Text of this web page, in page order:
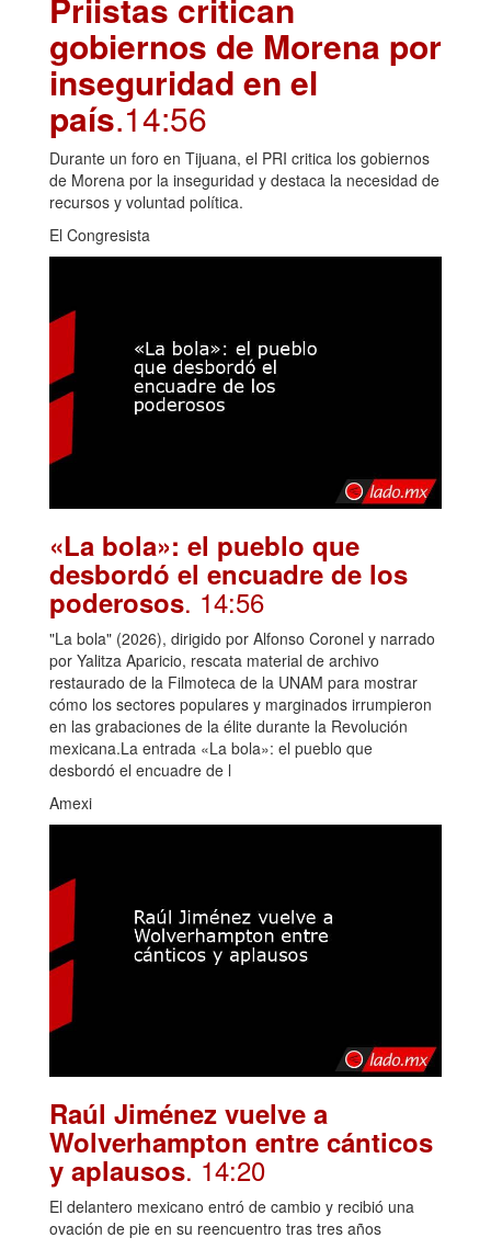
gobiernos de Morena por
inseguridad en el
país.14:56
Durante un foro en Tijuana, el PRI critica los gobiernos
de Morena por la inseguridad y destaca la necesidad de
recursos y voluntad política.
El Congresista
«La bola»: el pueblo que
desbordó el encuadre de los
poderosos. 14:56
"La bola" (2026), dirigido por Alfonso Coronel y narrado
por Yalitza Aparicio, rescata material de archivo
restaurado de la Filmoteca de la UNAM para mostrar
cómo los sectores populares y marginados irrumpieron
en las grabaciones de la élite durante la Revolución
mexicana.La entrada «La bola»: el pueblo que
desbordó el encuadre de l
Amexi
Raúl Jiménez vuelve a
Wolverhampton entre cánticos
y aplausos. 14:20
El delantero mexicano entró de cambio y recibió una
ovación de pie en su reencuentro tras tres años